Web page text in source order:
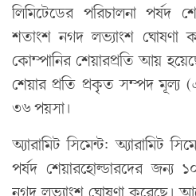
লিমিটেডের পরিচালনা পর্ষদ
শতাংশ নগদ লভ্যাংশ ঘোষণা
কোম্পানির শেয়ারপ্রতি আয়
শেয়ার প্রতি প্রকৃত সম্পদ মূল্য
৩৬ পয়সা।
অ্যারামিট সিমেন্ট: অ্যারামিট
পর্ষদ শেয়ারহোল্ডারদের জন্য
নগদ লভ্যাংশ ঘোষণা করেছে।